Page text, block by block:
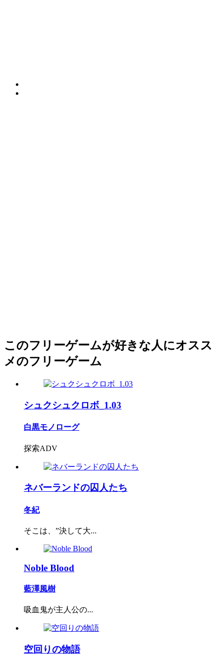
このフリーゲームが好きな人にオスス
メのフリーゲーム
シュクシュクロボ_1.03
白黒モノローグ
探索ADV
ネバーランドの囚人たち
冬紀
そこは、”決して大...
Noble Blood
藍澤風樹
吸血鬼が主人公の...
空回りの物語